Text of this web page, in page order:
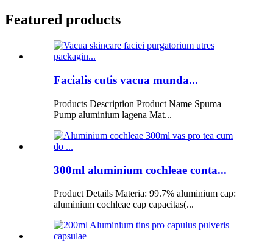
Featured products
Facialis cutis vacua munda...
Products Description Product Name Spuma
Pump aluminium lagena Mat...
300ml aluminium cochleae conta...
Product Details Materia: 99.7% aluminium cap:
aluminium cochleae cap capacitas(...